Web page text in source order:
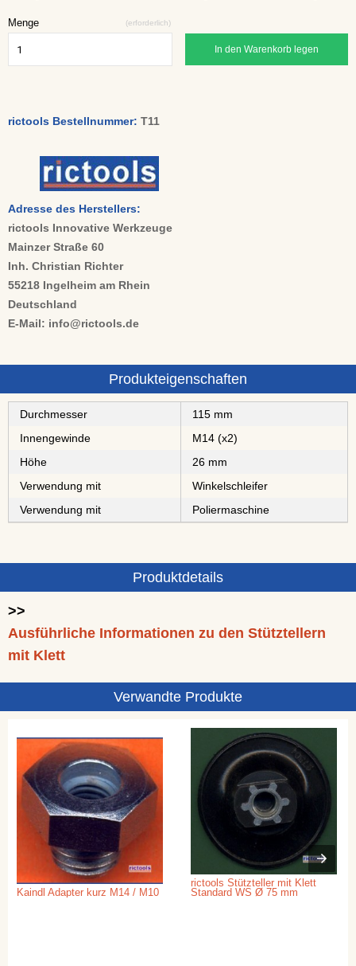
Menge (erforderlich)
In den Warenkorb legen
rictools Bestellnummer: T11
Adresse des Herstellers:
rictools Innovative Werkzeuge
Mainzer Straße 60
Inh. Christian Richter
55218 Ingelheim am Rhein
Deutschland
E-Mail: info@rictools.de
Produkteigenschaften
Durchmesser
115 mm
Innengewinde
M14 (x2)
Höhe
26 mm
Verwendung mit
Winkelschleifer
Verwendung mit
Poliermaschine
Produktdetails
>>
Ausführliche Informationen zu den Stütztellern
mit Klett
Verwandte Produkte
Kaindl Adapter kurz M14 / M10
rictools Stützteller mit Klett
Standard WS Ø 75 mm